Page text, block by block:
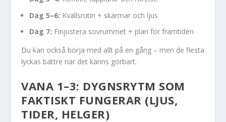
Dag 5–6: Kvällsrutin + skärmar och ljus
Dag 7: Finjustera sovrummet + plan för framtiden
Du kan också börja med allt på en gång – men de flesta
lyckas bättre när det känns görbart.
VANA 1–3: DYGNSRYTM SOM
FAKTISKT FUNGERAR (LJUS,
TIDER, HELGER)